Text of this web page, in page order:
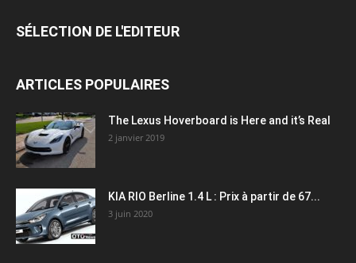
SÉLECTION DE L'EDITEUR
ARTICLES POPULAIRES
The Lexus Hoverboard is Here and it’s Real
2 janvier 2019
KIA RIO Berline 1.4 L : Prix à partir de 67...
3 juin 2020